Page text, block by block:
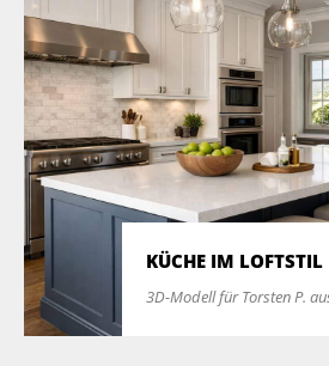
KÜCHE IM LOFTSTIL
3D-Modell für Torsten P.